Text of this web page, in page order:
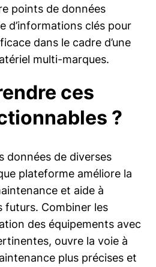
points de données
d’informations clés pour
dans le cadre d’une
multi-marques.
ces
?
données de diverses
plateforme améliore la
et aide à
futurs. Combiner les
des équipements avec
ouvre la voie à
plus précises et